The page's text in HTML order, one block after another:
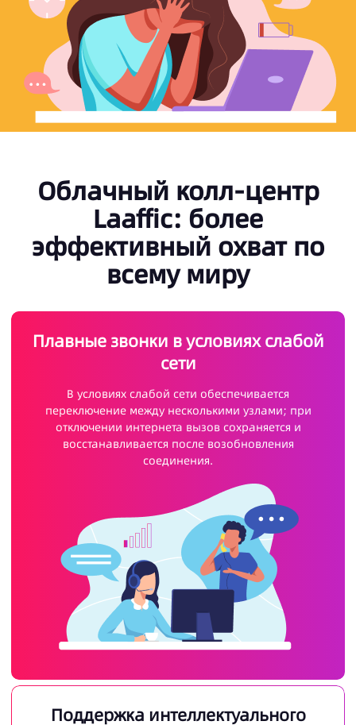
Облачный колл-центр
Laaffic: более
эффективный охват по
всему миру
Плавные звонки в условиях слабой
сети
В условиях слабой сети обеспечивается
переключение между несколькими узлами; при
отключении интернета вызов сохраняется и
восстанавливается после возобновления
соединения.
Поддержка интеллектуального